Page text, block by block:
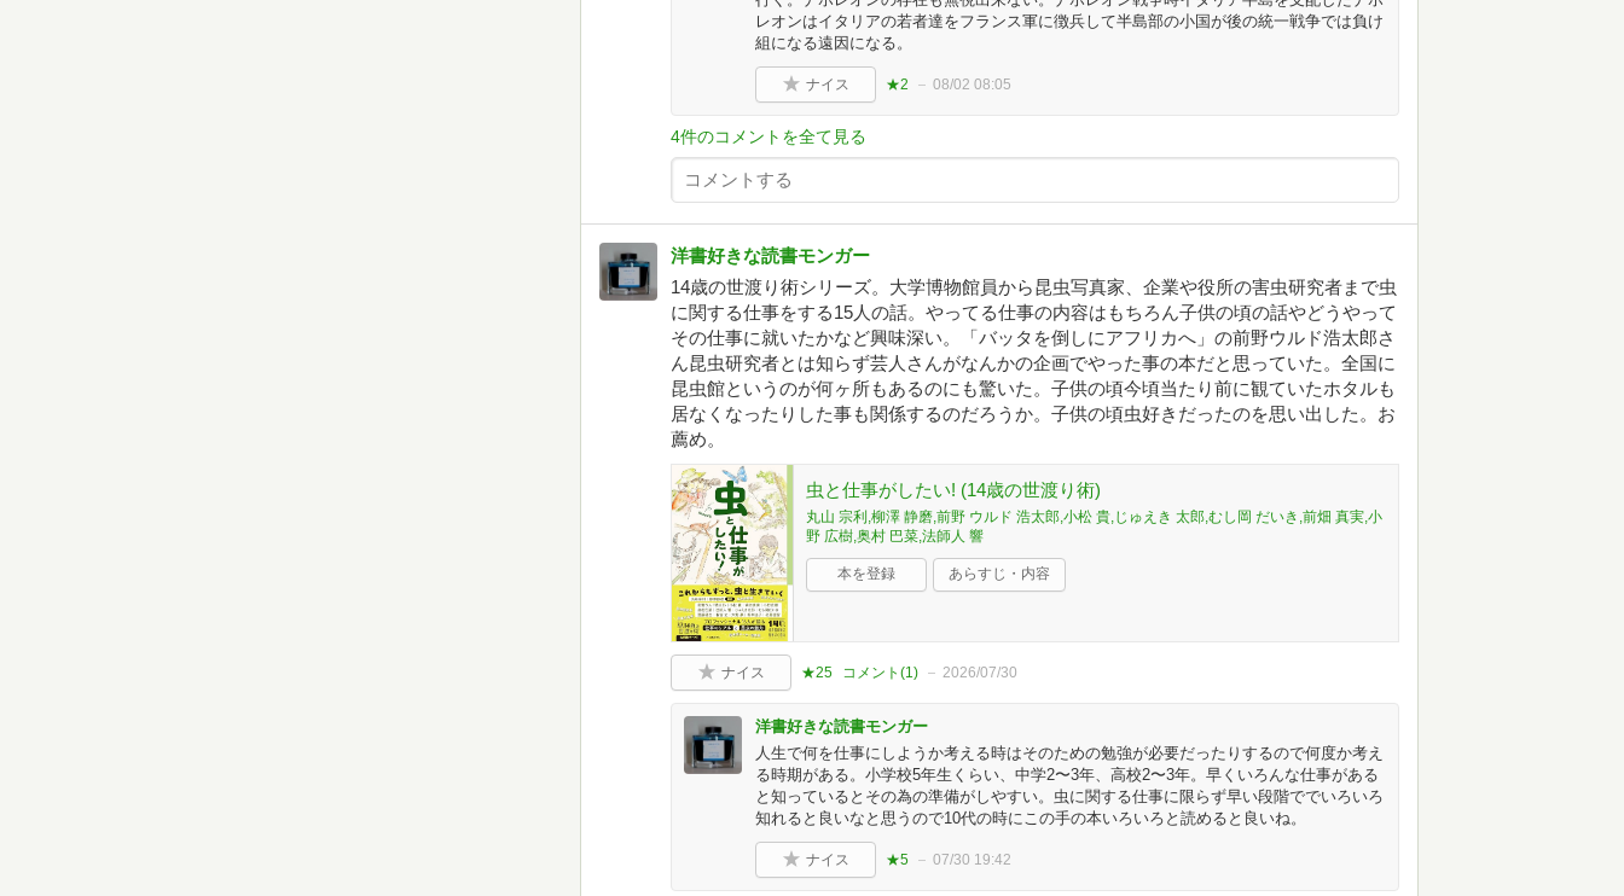
レオンはイタリアの若者達をフランス軍に徴兵して半島部の小国が後の統一戦争では負け
組になる遠因になる。
ナイス ★2 08/02 08:05
4件のコメントを全て見る
洋書好きな読書モンガー
14歳の世渡り術シリーズ。大学博物館員から昆虫写真家、企業や役所の害虫研究者まで虫
に関する仕事をする15人の話。やってる仕事の内容はもちろん子供の頃の話やどうやって
その仕事に就いたかなど興味深い。「バッタを倒しにアフリカへ」の前野ウルド浩太郎さ
ん昆虫研究者とは知らず芸人さんがなんかの企画でやった事の本だと思っていた。全国に
昆虫館というのが何ヶ所もあるのにも驚いた。子供の頃今頃当たり前に観ていたホタルも
居なくなったりした事も関係するのだろうか。子供の頃虫好きだったのを思い出した。お
薦め。
虫と仕事がしたい! (14歳の世渡り術)
丸山 宗利,柳澤 静磨,前野 ウルド 浩太郎,小松 貴,じゅえき 太郎,むし岡 だいき,前畑 真実,小
野 広樹,奥村 巴菜,法師人 響
本を登録 あらすじ・内容
ナイス ★25 コメント(1 ) 2026/07/30
洋書好きな読書モンガー
人生で何を仕事にしようか考える時はそのための勉強が必要だったりするので何度か考え
る時期がある。小学校5年生くらい、中学2〜3年、高校2〜3年。早くいろんな仕事がある
と知っているとその為の準備がしやすい。虫に関する仕事に限らず早い段階ででいろいろ
知れると良いなと思うので10代の時にこの手の本いろいろと読めると良いね。
ナイス ★5 07/30 19:42